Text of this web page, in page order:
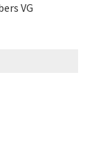
.Disc vinil LP : Cat Stevens – Numbers VG